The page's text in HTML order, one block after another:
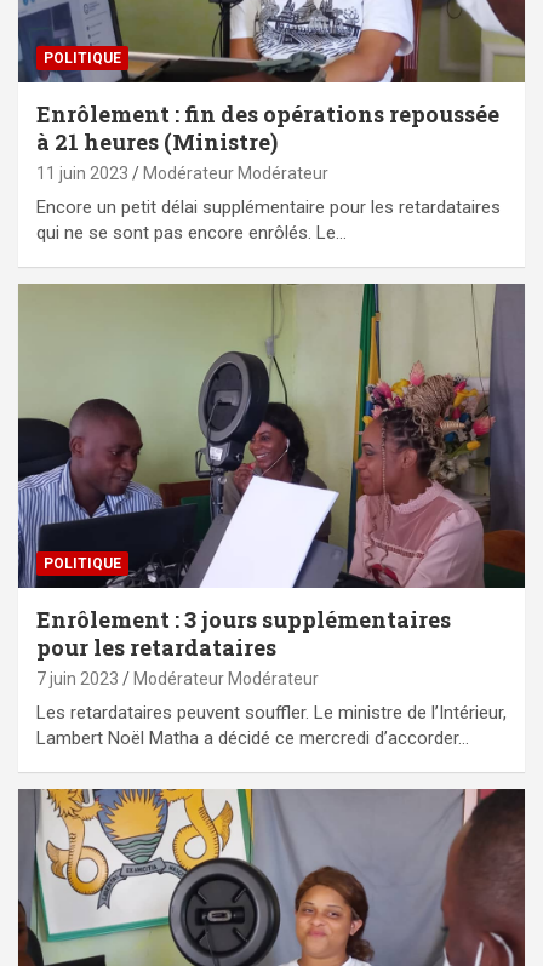
POLITIQUE
Enrôlement : fin des opérations repoussée
à 21 heures (Ministre)
11 juin 2023 Modérateur Modérateur
Encore un petit délai supplémentaire pour les retardataires
qui ne se sont pas encore enrôlés. Le…
POLITIQUE
Enrôlement : 3 jours supplémentaires
pour les retardataires
7 juin 2023 Modérateur Modérateur
Les retardataires peuvent souffler. Le ministre de l’Intérieur,
Lambert Noël Matha a décidé ce mercredi d’accorder…